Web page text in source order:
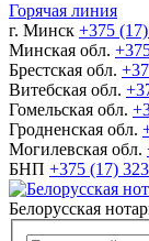
Горячая линия
г. Минск +375
Минская обл.
Брестская обл.
Витебская обл.
Гомельская обл.
Гродненская обл.
Могилевская обл.
БНП +375 (17)
Белорусская